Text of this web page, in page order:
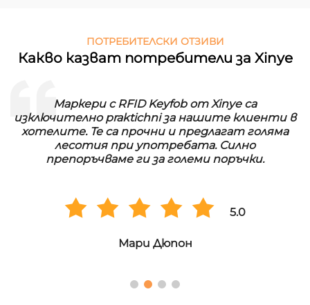
ПОТРЕБИТЕЛСКИ ОТЗИВИ
Какво казват потребители за Xinye
Маркери с RFID Keyfob от Xinye са
изключително praktichni за нашите клиенти в
хотелите. Те са прочни и предлагат голяма
лесотия при употребата. Силно
препоръчваме ги за големи поръчки.
5.0
Мари Дюпон